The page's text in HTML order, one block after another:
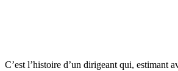
C’est l’histoire d’un dirigeant qui,